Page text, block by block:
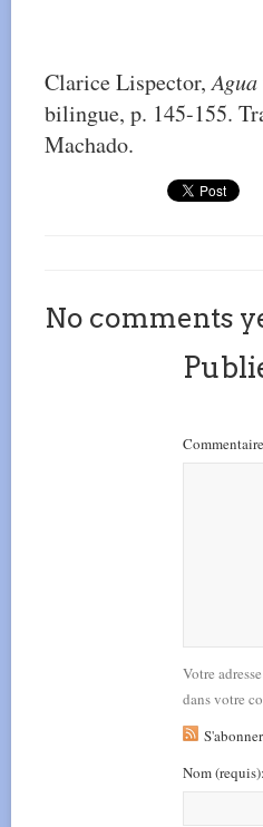
Clarice Lispector,
bilingue, p. 145-155.
Machado.
No comments
Commentaire
Votre
dans votre
Nom(requis):